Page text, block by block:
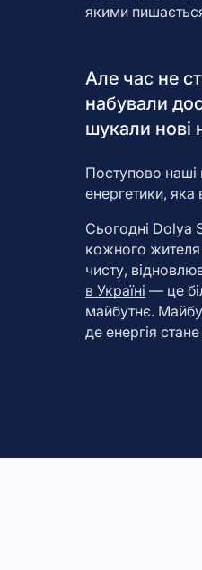
якими
Але час не
набували
шукали нові
Поступово
енергетики, яка
Сьогодні Dolya
кожного жителя
чисту,
в Україні — це
майбутнє.
де енергія